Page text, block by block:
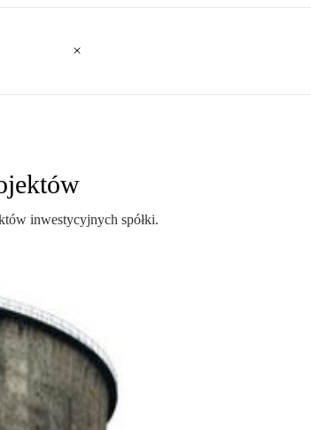
inwestycyjnych spółki.